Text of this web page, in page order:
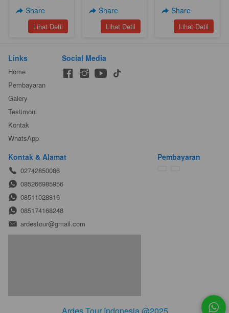
Share
`Lihat Detil
Nampan
Sukomakmur
Share
`
Lihat Detil
Share
`Lihat Detil
Links
Home
Pembayaran
Galery
Testimoni
Kontak
WhatsApp
Social Media
Kontak & Alamat
02742850086
085266985956
08511028816
085174168248
ardestour@gmail.com
Pembayaran